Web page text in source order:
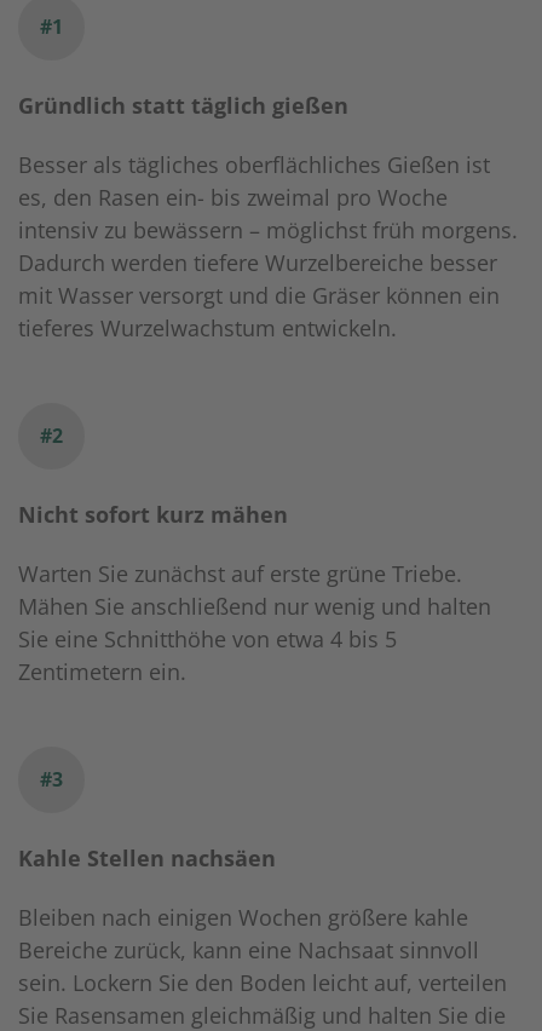
#1
Gründlich statt täglich gießen
Besser als tägliches oberflächliches Gießen ist
es, den Rasen ein- bis zweimal pro Woche
intensiv zu bewässern – möglichst früh morgens.
Dadurch werden tiefere Wurzelbereiche besser
mit Wasser versorgt und die Gräser können ein
tieferes Wurzelwachstum entwickeln.
#2
Nicht sofort kurz mähen
Warten Sie zunächst auf erste grüne Triebe.
Mähen Sie anschließend nur wenig und halten
Sie eine Schnitthöhe von etwa 4 bis 5
Zentimetern ein.
#3
Kahle Stellen nachsäen
Bleiben nach einigen Wochen größere kahle
Bereiche zurück, kann eine Nachsaat sinnvoll
sein. Lockern Sie den Boden leicht auf, verteilen
Sie Rasensamen gleichmäßig und halten Sie die